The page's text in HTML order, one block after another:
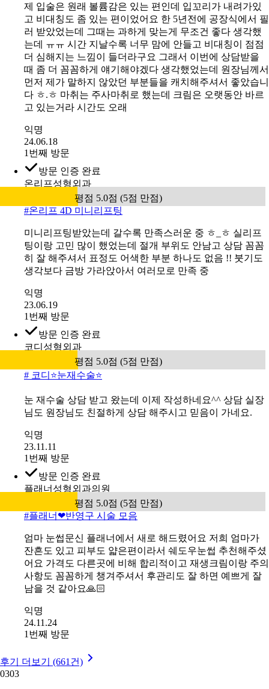
제 입술은 원래 볼륨감은 있는 편인데 입꼬리가 내려가있
고 비대칭도 좀 있는 편이었어요 한 5년전에 공장식에서 필
러 받았었는데 그때는 과하게 맞는게 무조건 좋다 생각했
는데 ㅠㅠ 시간 지날수록 너무 맘에 안들고 비대칭이 점점
더 심해지는 느낌이 들더라구요 그래서 이번에 상담받을
때 좀 더 꼼꼼하게 얘기해야겠다 생각했었는데 원장님께서
먼저 제가 말하지 않았던 부분들을 캐치해주셔서 좋았습니
다 ㅎ.ㅎ 마취는 주사마취로 했는데 크림은 오랫동안 바르
고 있는거라 시간도 오래
익명
24.06.18
1번째 방문
방문 인증 완료
온리프성형외과
평점 5.0점 (5점 만점)
#온리프 4D 미니리프팅
미니리프팅받았는데 갈수록 만족스러운 중 ㅎ_ㅎ 실리프
팅이랑 고민 많이 했었는데 절개 부위도 안남고 상담 꼼꼼
히 잘 해주셔서 표정도 어색한 부분 하나도 없음 !! 붓기도
생각보다 금방 가라앉아서 여러모로 만족 중
익명
23.06.19
1번째 방문
방문 인증 완료
코디성형외과
평점 5.0점 (5점 만점)
# 코디⭐눈재수술⭐
눈 재수술 상담 받고 왔는데 이제 작성하네요^^ 상담 실장
님도 원장님도 친절하게 상담 해주시고 믿음이 가네요.
익명
23.11.11
1번째 방문
방문 인증 완료
플래너성형외과의원
평점 5.0점 (5점 만점)
#플래너❤반영구 시술 모음
엄마 눈썹문신 플래너에서 새로 해드렸어요 저희 엄마가
잔흔도 있고 피부도 얇은편이라서 쉐도우눈썹 추천해주셨
어요 가격도 다른곳에 비해 합리적이고 재생크림이랑 주의
사항도 꼼꼼하게 챙겨주셔서 후관리도 잘 하면 예쁘게 잘
남을 것 같아요🙏🏻
익명
24.11.24
1번째 방문
후기 더보기 (661건)
0303